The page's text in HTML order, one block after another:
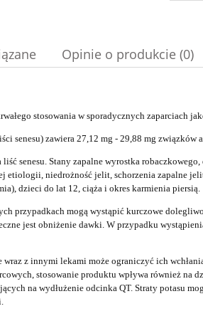
Opinie o produkcie (0)
stosowania w sporadycznych zaparciach
senesu) zawiera 27,12 mg ­- 29,88 mg
liść senesu. Stany zapalne wyrostka
etiologii, niedrożność jelit, schorzenia zapalne
dzieci do lat 12, ciąża i okres karmienia piersią.
przypadkach mogą wystąpić kurczowe
jest obniżenie dawki. W przypadku
wraz z innymi lekami może ograniczyć ich
stosowanie produktu wpływa również na
na wydłużenie odcinka QT. Straty potasu